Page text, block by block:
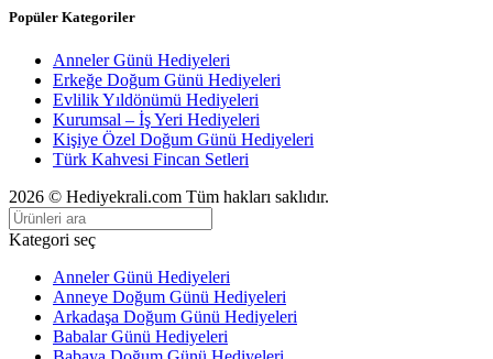
Popüler Kategoriler
Anneler Günü Hediyeleri
Erkeğe Doğum Günü Hediyeleri
Evlilik Yıldönümü Hediyeleri
Kurumsal – İş Yeri Hediyeleri
Kişiye Özel Doğum Günü Hediyeleri
Türk Kahvesi Fincan Setleri
2026 © Hediyekrali.com Tüm hakları saklıdır.
Kategori seç
Anneler Günü Hediyeleri
Anneye Doğum Günü Hediyeleri
Arkadaşa Doğum Günü Hediyeleri
Babalar Günü Hediyeleri